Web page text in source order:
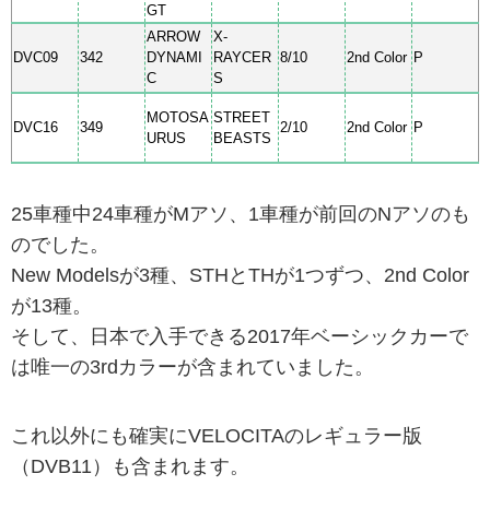
GT
DVC09 342
ARROW
DYNAMI
C
X-
RAYCER
S
8/10 2nd Color P
DVC16 349
MOTOSA
URUS
STREET
BEASTS
2/10 2nd Color P
25車種中24車種がMアソ、1車種が前回のNアソのも
のでした。
New Modelsが3種、STHとTHが1つずつ、2nd Color
が13種。
そして、日本で入手できる2017年ベーシックカーで
は唯一の3rdカラーが含まれていました。
これ以外にも確実にVELOCITAのレギュラー版
（DVB11）も含まれます。